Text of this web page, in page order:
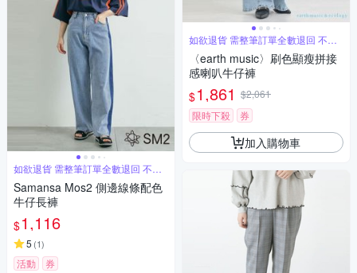
如欲退貨 需整筆訂單全數退回 不能
單退
Samansa Mos2 側邊線條配色
牛仔長褲
$1,116
5 (1)
活動 券
如欲退貨 需整筆訂單全數退回 不能
單退
〈earth music〉刷色顯瘦拼接
感喇叭牛仔褲
$1,861 $2,061
限時下殺
券
加入購物車